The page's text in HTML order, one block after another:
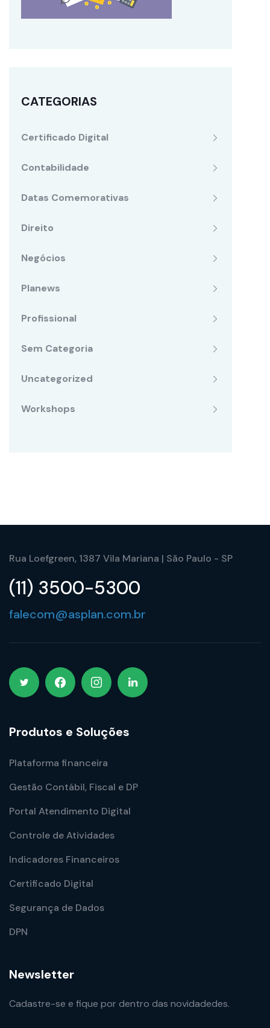
CATEGORIAS
Certificado Digital
Contabilidade
Datas Comemorativas
Direito
Negócios
Planews
Profissional
Sem Categoria
Uncategorized
Workshops
Rua Loefgreen, 1387 Vila Mariana | São Paulo - SP
(11) 3500-5300
falecom@asplan.com.br
Produtos e Soluções
Plataforma financeira
Gestão Contábil, Fiscal e DP
Portal Atendimento Digital
Controle de Atividades
Indicadores Financeiros
Certificado Digital
Segurança de Dados
DPN
Newsletter
Cadastre-se e fique por dentro das novidadedes.